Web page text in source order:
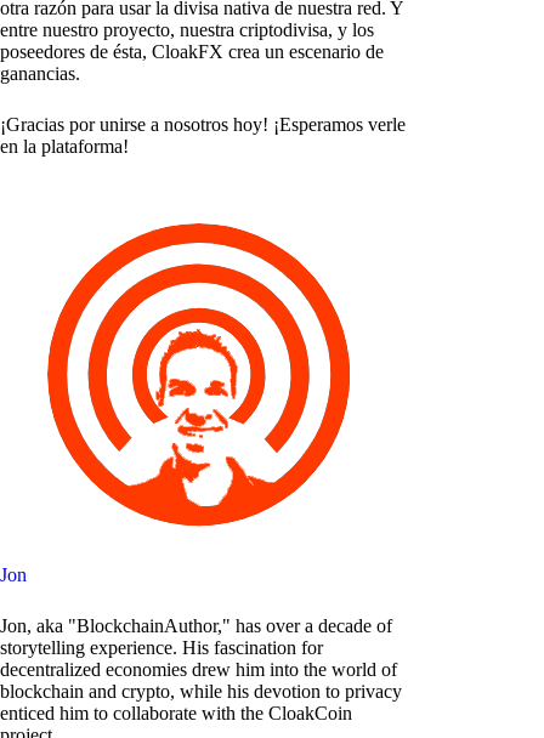
otra razón para usar la divisa nativa de nuestra red. Y
entre nuestro proyecto, nuestra criptodivisa, y los
poseedores de ésta, CloakFX crea un escenario de
ganancias.
¡Gracias por unirse a nosotros hoy! ¡Esperamos verle
en la plataforma!
Jon
Jon, aka "BlockchainAuthor," has over a decade of
storytelling experience. His fascination for
decentralized economies drew him into the world of
blockchain and crypto, while his devotion to privacy
enticed him to collaborate with the CloakCoin